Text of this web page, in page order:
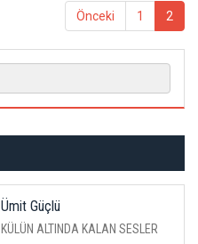
Önceki 1 2
Ümit Güçlü
KÜLÜN ALTINDA KALAN SESLER